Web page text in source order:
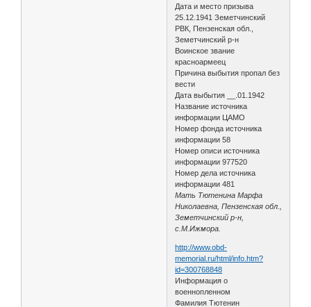
Дата и место призыва
25.12.1941 Земетчинский
РВК, Пензенская обл.,
Земетчинский р-н
Воинское звание
красноармеец
Причина выбытия пропал без
вести
Дата выбытия __.01.1942
Название источника
информации ЦАМО
Номер фонда источника
информации 58
Номер описи источника
информации 977520
Номер дела источника
информации 481
Мать Тютенина Марфа
Николаевна, Пензенская обл.,
Земетчинский р-н,
с.М.Ижмора.
http://www.obd-
memorial.ru/html/info.htm?
id=300768848
Информация о
военнопленном
Фамилия Тютенин